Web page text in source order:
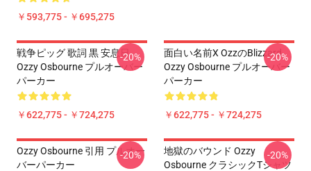
￥593,775 - ￥695,275
戦争ピッグ 歌詞 黒 安息日
Ozzy Osbourne プルオーバー
パーカー
￥622,775 - ￥724,275
-20%
面白い名前x OzzのBlizzard
Ozzy Osbourne プルオーバー
パーカー
￥622,775 - ￥724,275
-20%
Ozzy Osbourne 引用 プルオー
バーパーカー
-20%
地獄のバウンド Ozzy
Osbourne クラシックTシャツ
-20%